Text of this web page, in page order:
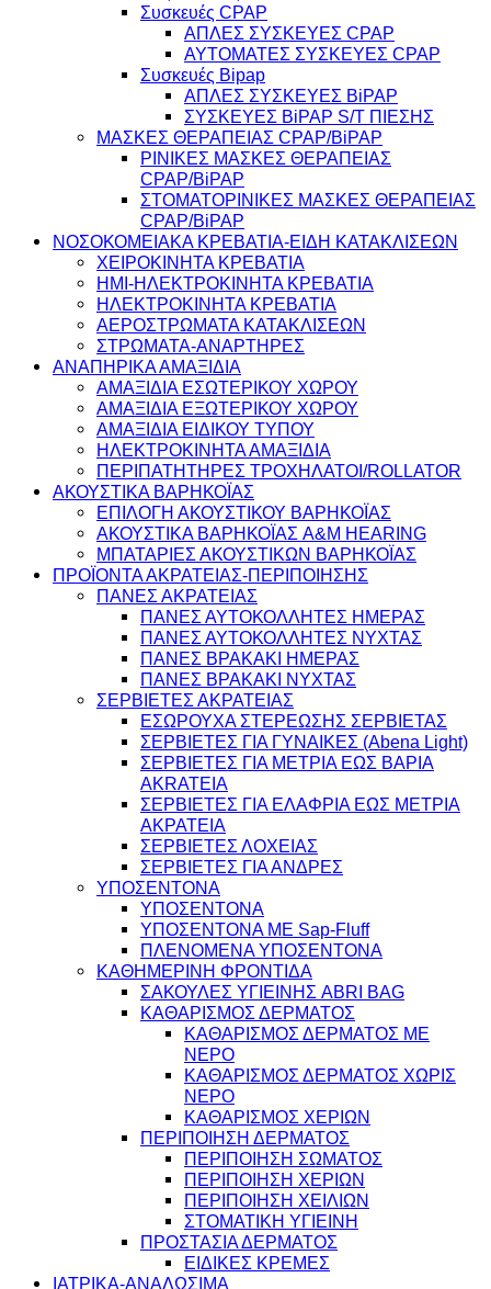
Συσκευές CPAP
ΑΠΛΕΣ ΣΥΣΚΕΥΕΣ CPAP
ΑΥΤΟΜΑΤΕΣ ΣΥΣΚΕΥΕΣ CPAP
Συσκευές Bipap
ΑΠΛΕΣ ΣΥΣΚΕΥΕΣ BiPAP
ΣΥΣΚΕΥΕΣ BiPAP S/T ΠΙΕΣΗΣ
ΜΑΣΚΕΣ ΘΕΡΑΠΕΙΑΣ CPAP/BiPAP
ΡΙΝΙΚΕΣ ΜΑΣΚΕΣ ΘΕΡΑΠΕΙΑΣ
CPAP/BiPAP
ΣΤΟΜΑΤΟΡΙΝΙΚΕΣ ΜΑΣΚΕΣ ΘΕΡΑΠΕΙΑΣ
CPAP/BiPAP
ΝΟΣΟΚΟΜΕΙΑΚΑ ΚΡΕΒΑΤΙΑ-ΕΙΔΗ ΚΑΤΑΚΛΙΣΕΩΝ
ΧΕΙΡΟΚΙΝΗΤΑ ΚΡΕΒΑΤΙΑ
ΗΜΙ-ΗΛΕΚΤΡΟΚΙΝΗΤΑ ΚΡΕΒΑΤΙΑ
ΗΛΕΚΤΡΟΚΙΝΗΤΑ ΚΡΕΒΑΤΙΑ
ΑΕΡΟΣΤΡΩΜΑΤΑ ΚΑΤΑΚΛΙΣΕΩΝ
ΣΤΡΩΜΑΤΑ-ΑΝΑΡΤΗΡΕΣ
ΑΝΑΠΗΡΙΚΑ ΑΜΑΞΙΔΙΑ
ΑΜΑΞΙΔΙΑ ΕΣΩΤΕΡΙΚΟΥ ΧΩΡΟΥ
ΑΜΑΞΙΔΙΑ ΕΞΩΤΕΡΙΚΟΥ ΧΩΡΟΥ
ΑΜΑΞΙΔΙΑ ΕΙΔΙΚΟΥ ΤΥΠΟΥ
ΗΛΕΚΤΡΟΚΙΝΗΤΑ ΑΜΑΞΙΔΙΑ
ΠΕΡΙΠΑΤΗΤΗΡΕΣ ΤΡΟΧΗΛΑΤΟΙ/ROLLATOR
ΑΚΟΥΣΤΙΚΑ ΒΑΡΗΚΟΪΑΣ
ΕΠΙΛΟΓΗ ΑΚΟΥΣΤΙΚΟΥ ΒΑΡΗΚΟΪΑΣ
ΑΚΟΥΣΤΙΚΑ ΒΑΡΗΚΟΪΑΣ A&M HEARING
ΜΠΑΤΑΡΙΕΣ ΑΚΟΥΣΤΙΚΩΝ ΒΑΡΗΚΟΪΑΣ
ΠΡΟΪΟΝΤΑ ΑΚΡΑΤΕΙΑΣ-ΠΕΡΙΠΟΙΗΣΗΣ
ΠΑΝΕΣ ΑΚΡΑΤΕΙΑΣ
ΠΑΝΕΣ ΑΥΤΟΚΟΛΛΗΤΕΣ ΗΜΕΡΑΣ
ΠΑΝΕΣ ΑΥΤΟΚΟΛΛΗΤΕΣ ΝΥΧΤΑΣ
ΠΑΝΕΣ ΒΡΑΚΑΚΙ ΗΜΕΡΑΣ
ΠΑΝΕΣ ΒΡΑΚΑΚΙ ΝΥΧΤΑΣ
ΣΕΡΒΙΕΤΕΣ ΑΚΡΑΤΕΙΑΣ
ΕΣΩΡΟΥΧΑ ΣΤΕΡΕΩΣΗΣ ΣΕΡΒΙΕΤΑΣ
ΣΕΡΒΙΕΤΕΣ ΓΙΑ ΓΥΝΑΙΚΕΣ (Abena Light)
ΣΕΡΒΙΕΤΕΣ ΓΙΑ ΜΕΤΡΙΑ ΕΩΣ ΒΑΡΙΑ
AKRATEIA
ΣΕΡΒΙΕΤΕΣ ΓΙΑ ΕΛΑΦΡΙΑ ΕΩΣ ΜΕΤΡΙΑ
ΑΚΡΑΤΕΙΑ
ΣΕΡΒΙΕΤΕΣ ΛΟΧΕΙΑΣ
ΣΕΡΒΙΕΤΕΣ ΓΙΑ ΑΝΔΡΕΣ
ΥΠΟΣΕΝΤΟΝΑ
ΥΠΟΣΕΝΤΟΝΑ
ΥΠΟΣΕΝΤΟΝΑ ΜΕ Sap-Fluff
ΠΛΕΝΟΜΕΝΑ ΥΠΟΣΕΝΤΟΝΑ
ΚΑΘΗΜΕΡΙΝΗ ΦΡΟΝΤΙΔΑ
ΣΑΚΟΥΛΕΣ ΥΓΙΕΙΝΗΣ ABRI BAG
ΚΑΘΑΡΙΣΜΟΣ ΔΕΡΜΑΤΟΣ
ΚΑΘΑΡΙΣΜΟΣ ΔΕΡΜΑΤΟΣ ΜΕ
ΝΕΡΟ
ΚΑΘΑΡΙΣΜΟΣ ΔΕΡΜΑΤΟΣ ΧΩΡΙΣ
ΝΕΡΟ
ΚΑΘΑΡΙΣΜΟΣ ΧΕΡΙΩΝ
ΠΕΡΙΠΟΙΗΣΗ ΔΕΡΜΑΤΟΣ
ΠΕΡΙΠΟΙΗΣΗ ΣΩΜΑΤΟΣ
ΠΕΡΙΠΟΙΗΣΗ ΧΕΡΙΩΝ
ΠΕΡΙΠΟΙΗΣΗ ΧΕΙΛΙΩΝ
ΣΤΟΜΑΤΙΚΗ ΥΓΙΕΙΝΗ
ΠΡΟΣΤΑΣΙΑ ΔΕΡΜΑΤΟΣ
ΕΙΔΙΚΕΣ ΚΡΕΜΕΣ
ΙΑΤΡΙΚΑ-ΑΝΑΛΩΣΙΜΑ